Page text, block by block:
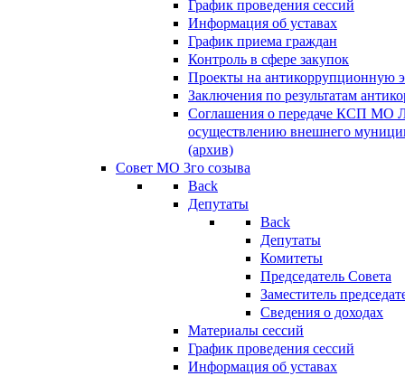
График проведения сессий
Информация об уставах
График приема граждан
Контроль в сфере закупок
Проекты на антикоррупционную
Заключения по результатам
Соглашения о передаче КСП МО
осуществлению внешнего
(архив)
Совет МО 3го созыва
Back
Депутаты
Back
Депутаты
Комитеты
Председатель Совета
Заместитель
Сведения о доходах
Материалы сессий
График проведения сессий
Информация об уставах